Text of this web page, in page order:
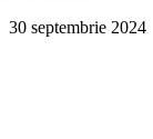
30 septembrie 2024